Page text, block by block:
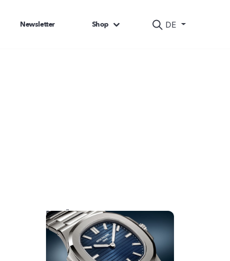
DE
Newsletter Shop
DAS KÖNNTE SIE AUCH INTERESSIEREN: